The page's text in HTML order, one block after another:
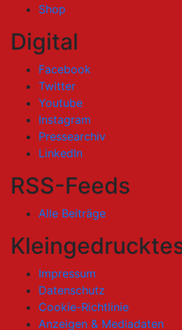
Shop
Digital
Facebook
Twitter
Youtube
Instagram
Pressearchiv
LinkedIn
RSS-Feeds
Alle Beiträge
Impressum
Datenschutz
Cookie-Richtlinie
Anzeigen & Mediadaten